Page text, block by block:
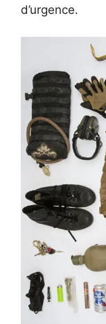
d’urgence.